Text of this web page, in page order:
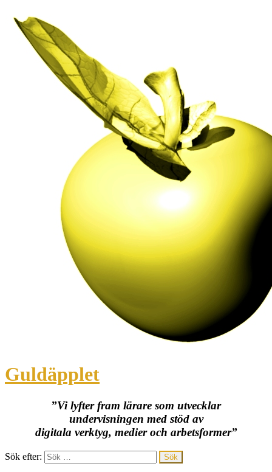
Guldäpplet
”Vi lyfter fram lärare som utvecklar
undervisningen med stöd av
digitala verktyg, medier och arbetsformer”
Sök efter: